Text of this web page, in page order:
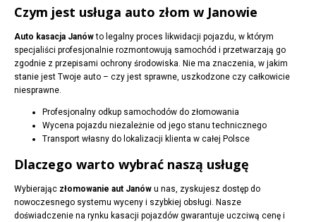
Czym jest usługa auto złom w Janowie
Auto kasacja Janówto legalny proces likwidacji pojazdu, w którym
specjaliści profesjonalnie rozmontowują samochód i przetwarzają go
zgodnie z przepisami ochrony środowiska. Nie ma znaczenia, w jakim
stanie jest Twoje auto – czy jest sprawne, uszkodzone czy całkowicie
niesprawne.
Profesjonalny odkup samochodów do złomowania
Wycena pojazdu niezależnie od jego stanu technicznego
Transport własny do lokalizacji klienta w całej Polsce
Dlaczego warto wybrać naszą usługę
Wybierając złomowanie aut Janów u nas, zyskujesz dostęp do
nowoczesnego systemu wyceny i szybkiej obsługi. Nasze
doświadczenie na rynku kasacji pojazdów gwarantuje uczciwą cenę i